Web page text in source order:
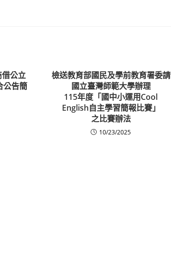
公立
公告簡
檢送教育部國民及學前教育署委請
國立臺灣師範大學辦理
115年度「國中小運用Cool
English自主學習簡報比賽」
之比賽辦法
10/23/2025